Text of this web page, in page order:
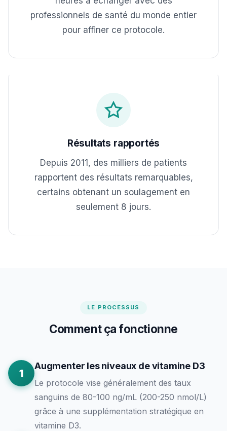
professionnels de santé du monde entier
pour affiner ce protocole.
Résultats rapportés
Depuis 2011, des milliers de patients
rapportent des résultats remarquables,
certains obtenant un soulagement en
seulement 8 jours.
LE PROCESSUS
Comment ça fonctionne
1
Augmenter les niveaux de vitamine D3
Le protocole vise généralement des taux
sanguins de 80-100 ng/mL (200-250 nmol/L)
grâce à une supplémentation stratégique en
vitamine D3.